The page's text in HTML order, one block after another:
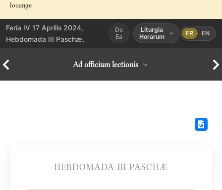
louange
Feria IV 17 Aprilis 2024,
Hebdomada III Paschæ,
De
Ea
Liturgia
Horarum
FR EN
Ad officium lectionis
HEBDOMADA III PASCHÆ